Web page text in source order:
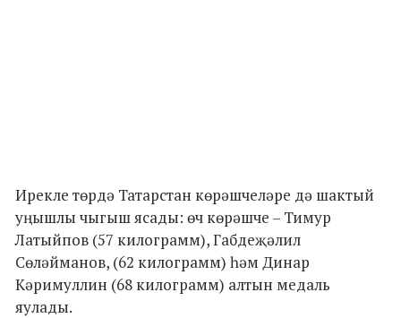
Ирекле төрдә Татарстан көрәшчеләре дә шактый
уңышлы чыгыш ясады: өч көрәшче – Тимур
Латыйпов (57 килограмм), Габдеҗәлил
Сөләйманов, (62 килограмм) һәм Динар
Кәримуллин (68 килограмм) алтын медаль
яулады.